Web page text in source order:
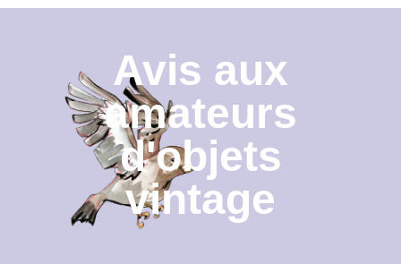
Accueil
Présentation
Documents
Les menus à venir
Contact
Archives du blog
Avis aux
amateurs
d'objets
vintage